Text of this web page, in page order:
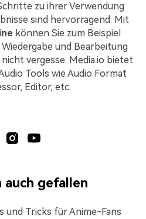
zu ihrer Verwendung
sind hervorragend. Mit
können Sie zum Beispiel
und Bearbeitung
vergesse: Media.io bietet
Tools wie Audio Format
Editor, etc.
auch gefallen
und Tricks für Anime-Fans